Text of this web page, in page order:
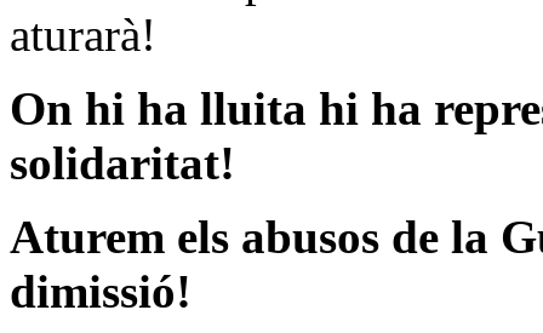
aturarà!
On hi ha lluita hi ha
solidaritat!
Aturem els abusos de la
dimissió!